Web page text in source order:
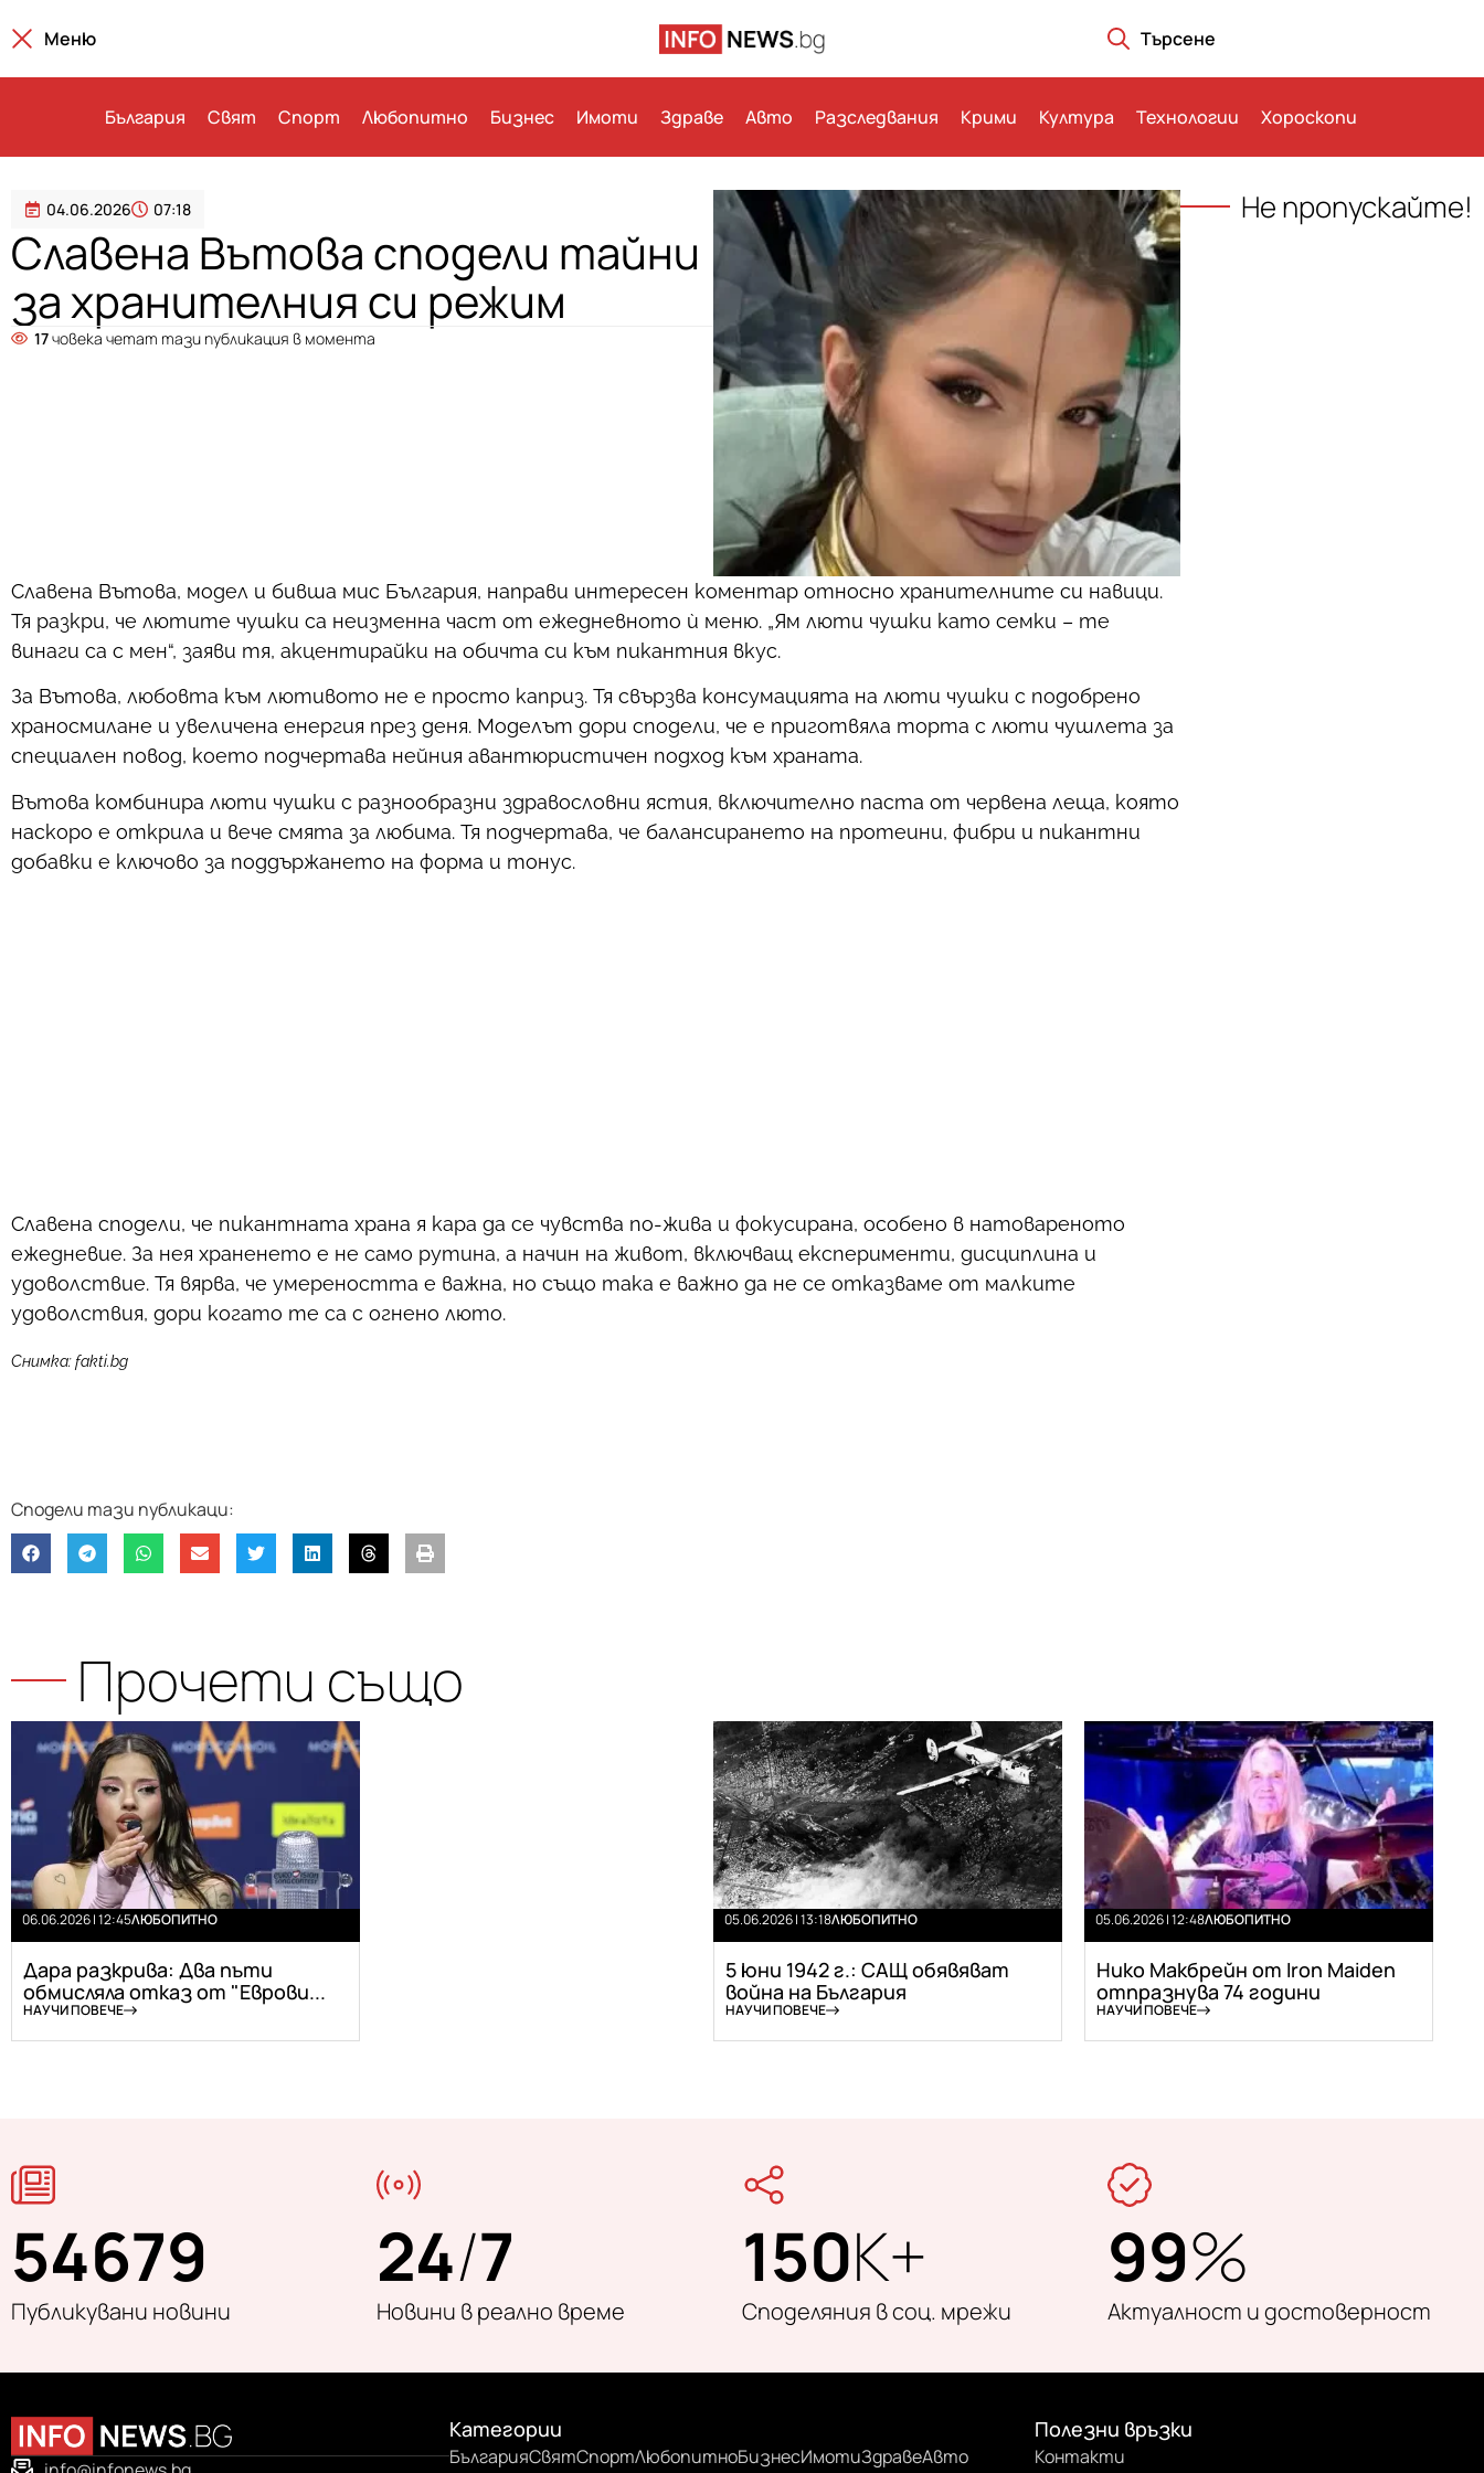
Меню Търсене
България Свят Спорт Любопитно Бизнес Имоти Здраве Авто Разследвания Крими Култура Технологии Хороскопи
04.06.2026 07:18
Славена Вътова сподели тайни
за хранителния си режим
17човека четат тази публикация в момента
Славена Вътова, модел и бивша мис България, направи интересен коментар относно хранителните си навици.
Тя разкри, че лютите чушки са неизменна част от ежедневното ѝ меню. „Ям люти чушки като семки – те
винаги са с мен“, заяви тя, акцентирайки на обичта си към пикантния вкус.
За Вътова, любовта към лютивото не е просто каприз. Тя свързва консумацията на люти чушки с подобрено
храносмилане и увеличена енергия през деня. Моделът дори сподели, че е приготвяла торта с люти чушлета за
специален повод, което подчертава нейния авантюристичен подход към храната.
Вътова комбинира люти чушки с разнообразни здравословни ястия, включително паста от червена леща, която
наскоро е открила и вече смята за любима. Тя подчертава, че балансирането на протеини, фибри и пикантни
добавки е ключово за поддържането на форма и тонус.
Славена сподели, че пикантната храна я кара да се чувства по-жива и фокусирана, особено в натовареното
ежедневие. За нея храненето е не само рутина, а начин на живот, включващ експерименти, дисциплина и
удоволствие. Тя вярва, че умереността е важна, но също така е важно да не се отказваме от малките
удоволствия, дори когато те са с огнено люто.
Снимка: fakti.bg
Не пропускайте!
Прочети също
06.06.2026 | 12:45ЛЮБОПИТНО
Дара разкрива: Два пъти
обмисляла отказ от "Еврови...
НАУЧИ ПОВЕЧЕ
05.06.2026 | 13:18ЛЮБОПИТНО
5 юни 1942 г.: САЩ обявяват
война на България
НАУЧИ ПОВЕЧЕ
05.06.2026 | 12:48ЛЮБОПИТНО
Нико Макбрейн от Iron Maiden
отпразнува 74 години
НАУЧИ ПОВЕЧЕ
54679
Публикувани новини
24/7
Новини в реално време
150K+
Споделяния в соц. мрежи
99%
Актуалност и достоверност
Категории
БългарияСвятСпортЛюбопитноБизнесИмотиЗдравеАвто
Полезни връзки
Контакти